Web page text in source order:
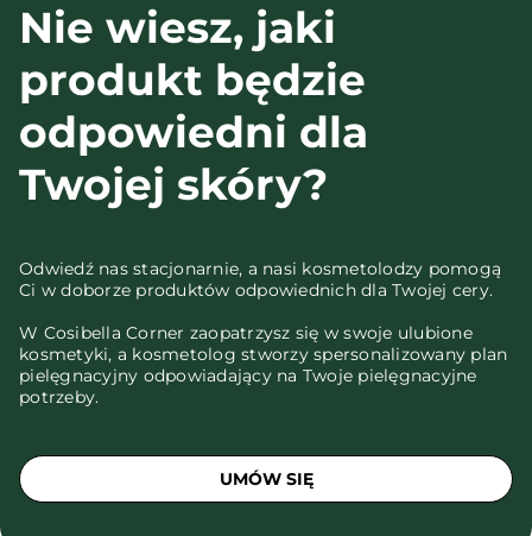
Nie wiesz, jaki
produkt będzie
odpowiedni dla
Twojej skóry?
Odwiedź nas stacjonarnie, a nasi kosmetolodzy pomogą
Ci w doborze produktów odpowiednich dla Twojej cery.
W Cosibella Corner zaopatrzysz się w swoje ulubione
kosmetyki, a kosmetolog stworzy spersonalizowany plan
pielęgnacyjny odpowiadający na Twoje pielęgnacyjne
potrzeby.
UMÓW SIĘ